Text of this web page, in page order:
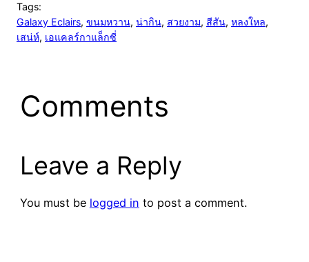
Tags:
Galaxy Eclairs, ขนมหวาน, น่ากิน, สวยงาม, สีสัน, หลงใหล
เสน่ห์, เอแคลร์กาแล็กซี่
Comments
Leave a Reply
You must be logged in to post a comment.